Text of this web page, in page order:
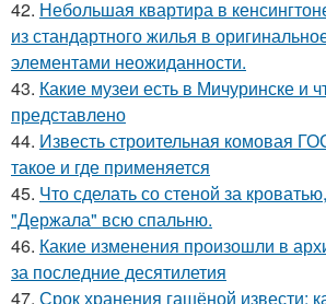
42. Небольшая квартира в
из стандартного жилья в
элементами неожиданности.
43. Какие музеи есть в Мичуринске и
представлено
44. Известь строительная комовая
такое и где применяется
45. Что сделать со стеной за
"Держала" всю спальню.
46. Какие изменения произошли в
за последние десятилетия
47. Срок хранения гашёной извести: